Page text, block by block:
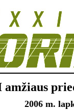
amžiaus
2006 m.